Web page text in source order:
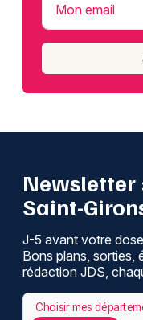
Mon email
Newsletter
Saint-
J-5 avant votre
Bons plans, sorties,
rédaction JDS,
Choisir mes